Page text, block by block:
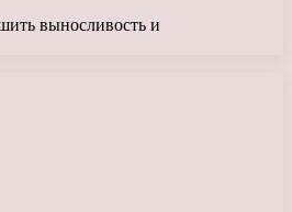
выносливость и